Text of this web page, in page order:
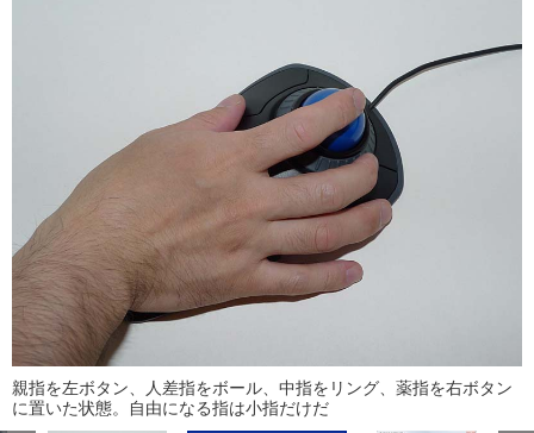
親指を左ボタン、人差指をボール、中指をリング、薬指を右ボタン
に置いた状態。自由になる指は小指だけだ